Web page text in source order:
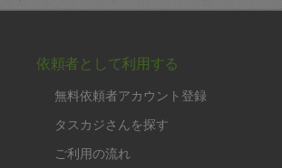
依頼者として利用する
無料依頼者アカウント登録
タスカジさんを探す
ご利用の流れ